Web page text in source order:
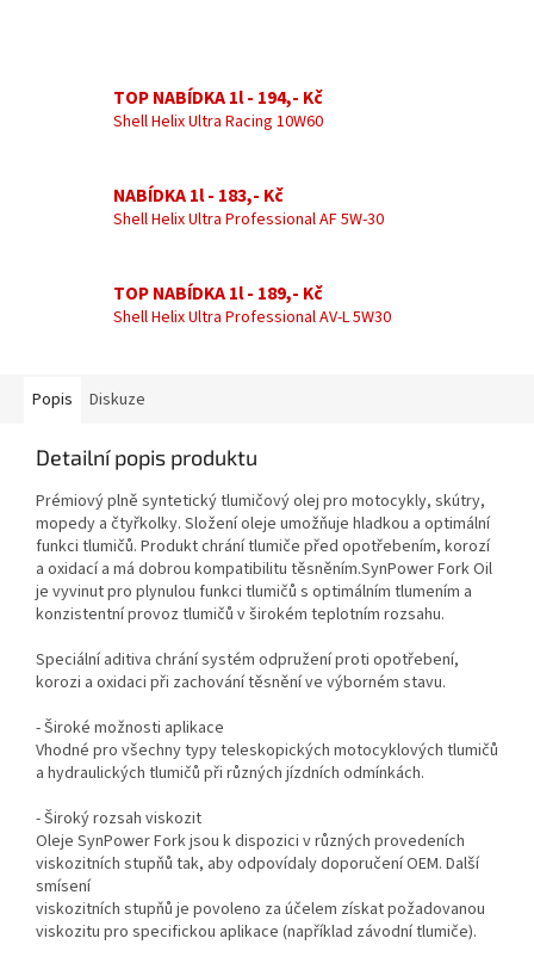
TOP NABÍDKA 1l - 194,- Kč
Shell Helix Ultra Racing 10W60
NABÍDKA 1l - 183,- Kč
Shell Helix Ultra Professional AF 5W-30
TOP NABÍDKA 1l - 189,- Kč
Shell Helix Ultra Professional AV-L 5W30
Popis Diskuze
Detailní popis produktu
Prémiový plně syntetický tlumičový olej pro motocykly, skútry,
mopedy a čtyřkolky. Složení oleje umožňuje hladkou a optimální
funkci tlumičů. Produkt chrání tlumiče před opotřebením, korozí
a oxidací a má dobrou kompatibilitu těsněním.SynPower Fork Oil
je vyvinut pro plynulou funkci tlumičů s optimálním tlumením a
konzistentní provoz tlumičů v širokém teplotním rozsahu.
Speciální aditiva chrání systém odpružení proti opotřebení,
korozi a oxidaci při zachování těsnění ve výborném stavu.
- Široké možnosti aplikace
Vhodné pro všechny typy teleskopických motocyklových tlumičů
a hydraulických tlumičů při různých jízdních odmínkách.
- Široký rozsah viskozit
Oleje SynPower Fork jsou k dispozici v různých provedeních
viskozitních stupňů tak, aby odpovídaly doporučení OEM. Další
smísení
viskozitních stupňů je povoleno za účelem získat požadovanou
viskozitu pro specifickou aplikace (například závodní tlumiče).